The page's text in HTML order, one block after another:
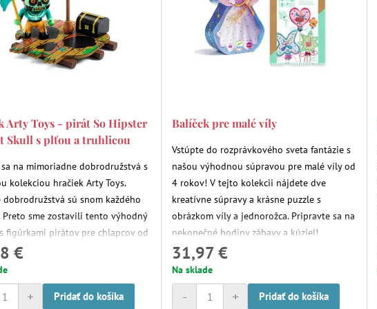
Arty Toys - pirát So Hipster
Skull s plťou a truhlicou
na mimoriadne dobrodružstvá s
kolekciou hračiek Arty Toys.
dobrodružstvá sú snom každého
Preto sme zostavili tento výhodný
figúrkami pirátov pre chlapcov od
príbehy a rozprávkové
so svojou zbierkou pirátov
€
+ Pridať do košíka
Balíček pre malé víly
Vstúpte do rozprávkového sveta fantázie s
našou výhodnou súpravou pre malé víly od
4 rokov! V tejto kolekcii nájdete dve
kreatívne súpravy a krásne puzzle s
obrázkom víly a jednorožca. Pripravte sa na
nekonečné hodiny zábavy a kúziel!
31,97 €
Na sklade
+
- Pridať do košíka